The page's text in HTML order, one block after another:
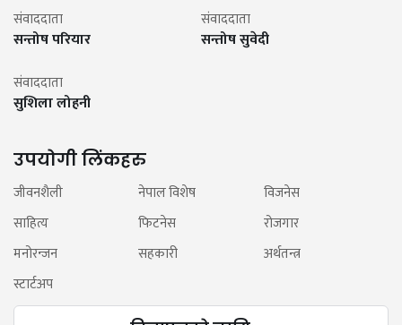
संवाददाता
सन्तोष परियार
संवाददाता
सन्तोष सुवेदी
संवाददाता
सुशिला लोहनी
उपयोगी लिंकहरु
जीवनशैली नेपाल विशेष
विजनेस
साहित्य
फिटनेस
रोजगार
मनोरन्जन
सहकारी
अर्थतन्त्र
स्टार्टअप